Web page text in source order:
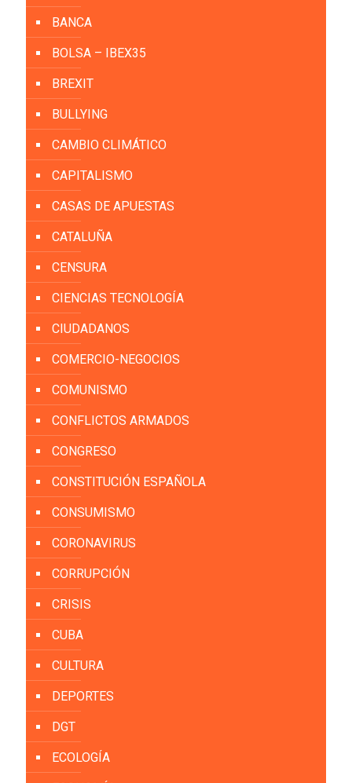
BANCA
BOLSA – IBEX35
BREXIT
BULLYING
CAMBIO CLIMÁTICO
CAPITALISMO
CASAS DE APUESTAS
CATALUÑA
CENSURA
CIENCIAS TECNOLOGÍA
CIUDADANOS
COMERCIO-NEGOCIOS
COMUNISMO
CONFLICTOS ARMADOS
CONGRESO
CONSTITUCIÓN ESPAÑOLA
CONSUMISMO
CORONAVIRUS
CORRUPCIÓN
CRISIS
CUBA
CULTURA
DEPORTES
DGT
ECOLOGÍA